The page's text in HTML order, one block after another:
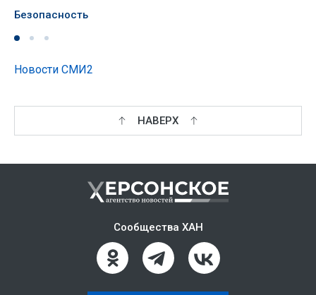
Безопасность
Новости СМИ2
НАВЕРХ
Сообщества ХАН